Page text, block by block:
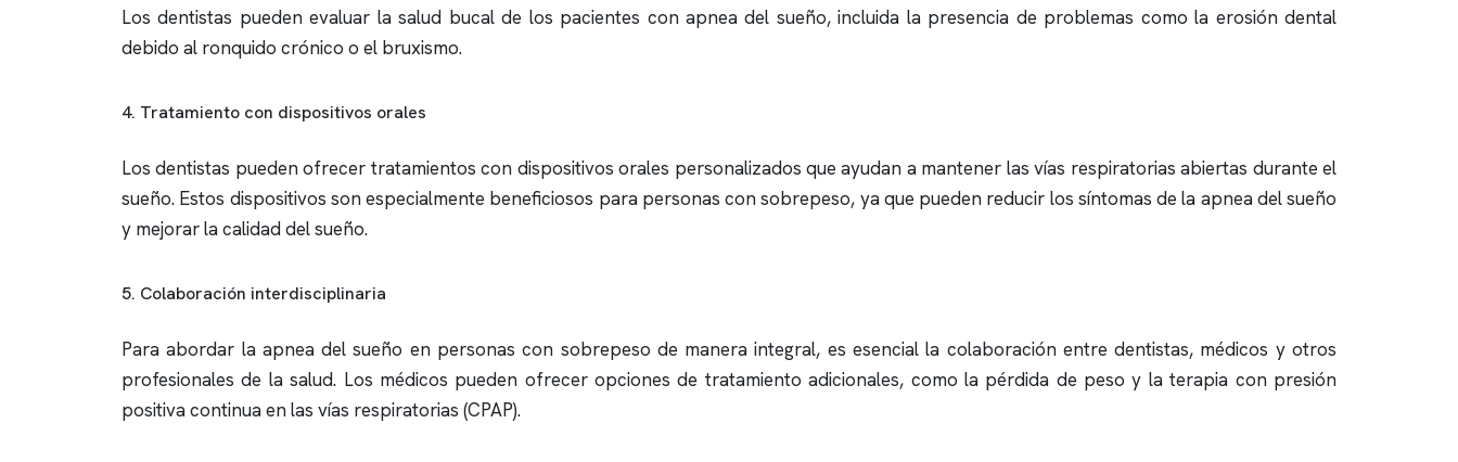
Los dentistas pueden evaluar la salud bucal de los pacientes con apnea del sueño, incluida la presencia de problemas como la erosión dental
debido al ronquido crónico o el bruxismo.
4. Tratamiento con dispositivos orales
Los dentistas pueden ofrecer tratamientos con dispositivos orales personalizados que ayudan a mantener las vías respiratorias abiertas durante el
sueño. Estos dispositivos son especialmente beneficiosos para personas con sobrepeso, ya que pueden reducir los síntomas de la apnea del sueño
y mejorar la calidad del sueño.
5. Colaboración interdisciplinaria
Para abordar la apnea del sueño en personas con sobrepeso de manera integral, es esencial la colaboración entre dentistas, médicos y otros
profesionales de la salud. Los médicos pueden ofrecer opciones de tratamiento adicionales, como la pérdida de peso y la terapia con presión
positiva continua en las vías respiratorias (CPAP).